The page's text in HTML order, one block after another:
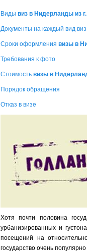
Виды виз в Нидерланды из
Документы на каждый вид
Сроки оформления визы в
Требования к фото
Стоимость визы в
Порядок обращения
Отказ в визе
Хотя почти половина
урбанизированных и
посещений на
государство очень